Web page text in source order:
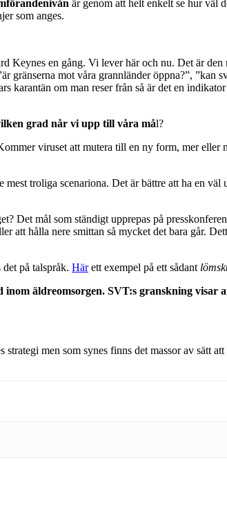
är genom att helt enkelt se hur väl
som anges.
Keynes en gång. Vi lever här och nu. Det är
gränserna mot våra grannländer öppna?”, ”kan
om man reser från så är det en
grad når vi upp till våra mål?
viruset att mutera till en ny form, mer
troliga scenariona. Det är bättre att ha en
Det mål som ständigt upprepas på
hålla nere smittan så mycket det bara går.
på talspråk. Härett exempel på ett sådant
äldreomsorgen. SVT:s granskning visar
men som synes finns det massor av sätt